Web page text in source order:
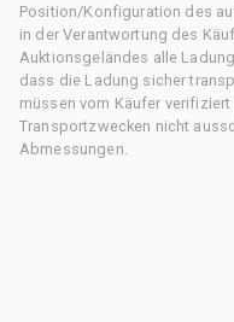
Position/Konfiguration des
in der Verantwortung des
Auktionsgeländes alle
dass die Ladung sicher
müssen vom Käufer
Transportzwecken nicht
Abmessungen.